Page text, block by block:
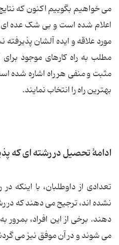
اعلام شده است و بی شک عده ای
مورد علاقه و ایده آلشان پذیرفته
مطلب به راه کارهای موجود
مثبت و منفی هر راه اشاره شده
بهترین راه را انتخاب نمایند.
ادامۀ تحصیل در رشته ای که
تعدادی از داوطلبان، با اینکه
نشده اند، ترجیح می دهند که در
دهند. برخی از این افراد،
می شوند و در آن موفق نیز می